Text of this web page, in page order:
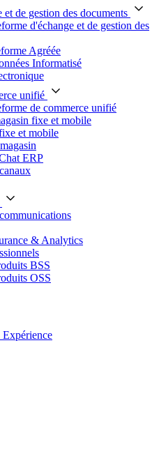
et de gestion des documents
d'échange et de gestion des
Agréée
Informatisé
unifié
de commerce unifié
fixe et mobile
et mobile
ERP
& Analytics
BSS
OSS